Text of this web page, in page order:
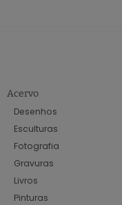
Acervo
Desenhos
Esculturas
Fotografia
Gravuras
Livros
Pinturas